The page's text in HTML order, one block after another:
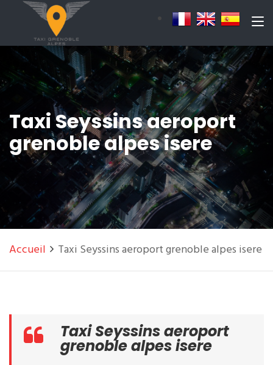
Taxi Seyssins aeroport
grenoble alpes isere
Accueil Taxi Seyssins aeroport grenoble alpes isere
Taxi Seyssins aeroport
grenoble alpes isere